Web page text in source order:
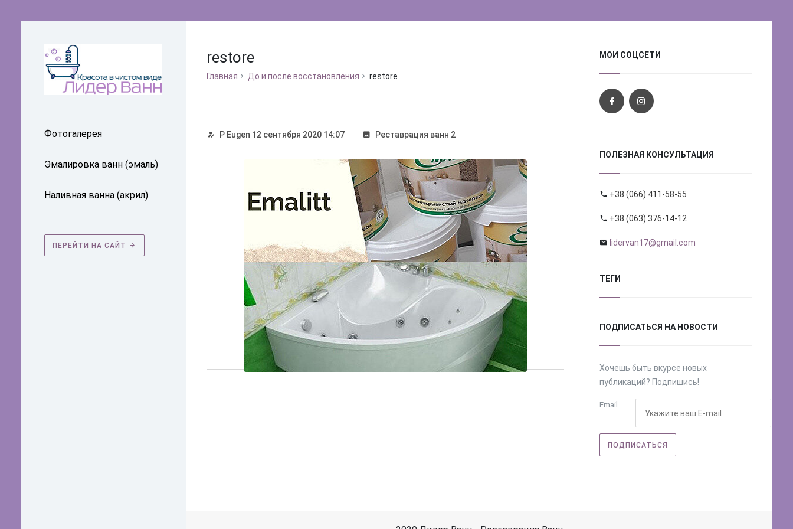
Фотогалерея
Эмалировка ванн (эмаль)
Наливная ванна (акрил)
ПЕРЕЙТИ НА САЙТ
restore
Главная До и после восстановления restore
P Eugen 12 сентября 2020 14:07 Реставрация ванн 2
МОИ СОЦСЕТИ
ПОЛЕЗНАЯ КОНСУЛЬТАЦИЯ
+38 (066) 411-58-55
+38 (063) 376-14-12
lidervan17@gmail.com
ТЕГИ
ПОДПИСАТЬСЯ НА НОВОСТИ
Хочешь быть вкурсе новых
публикаций? Подпишись!
Email